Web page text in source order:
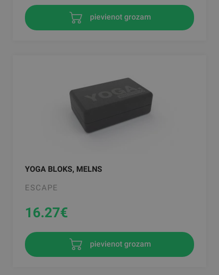
pievienot grozam
YOGA BLOKS, MELNS
ESCAPE
16.27€
pievienot grozam